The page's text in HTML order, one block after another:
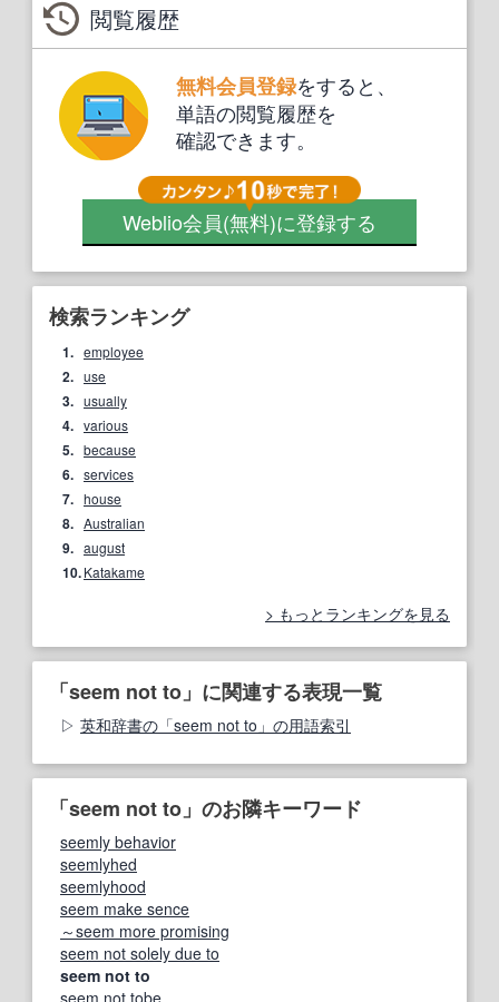
閲覧履歴
無料会員登録をすると、
単語の閲覧履歴を
確認できます。
Weblio会員(無料)に登録する
検索ランキング
1. employee
2. use
3. usually
4. various
5. because
6. services
7. house
8. Australian
9. august
10.Katakame
もっとランキングを見る
「seem not to」に関連する表現一覧
英和辞書の「seem not to」の用語索引
「seem not to」のお隣キーワード
seemly behavior
seemlyhed
seemlyhood
seem make sence
～seem more promising
seem not solely due to
seem not to